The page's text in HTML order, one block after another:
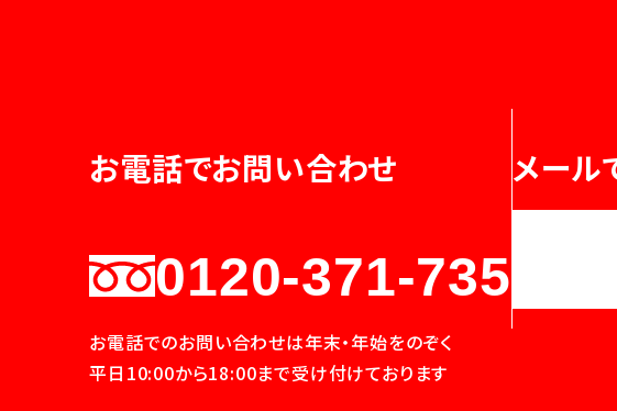
お電話でお問い合わせ
0120-371-735
お電話でのお問い合わせは年末・年始をのぞく
平日10:00から18:00まで受け付けております
メール